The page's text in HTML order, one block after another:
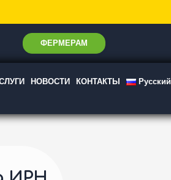
ФЕРМЕРАМ
НОВОСТИ КОНТАКТЫ Русский